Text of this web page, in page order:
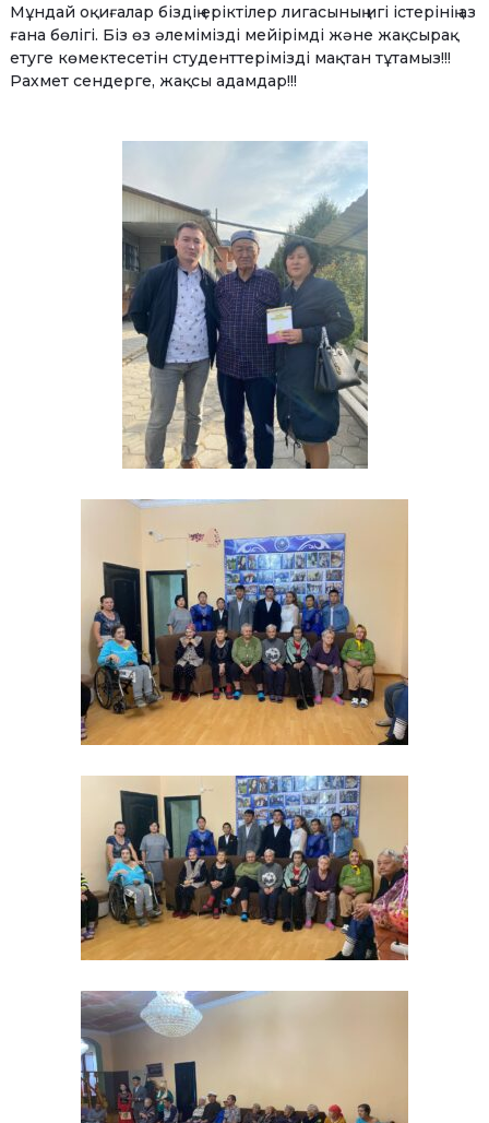
Мұндай оқиғалар біздің еріктілер лигасының игі істерінің аз
ғана бөлігі. Біз өз әлемімізді мейірімді және жақсырақ
етуге көмектесетін студенттерімізді мақтан тұтамыз!!!
Рахмет сендерге, жақсы адамдар!!!